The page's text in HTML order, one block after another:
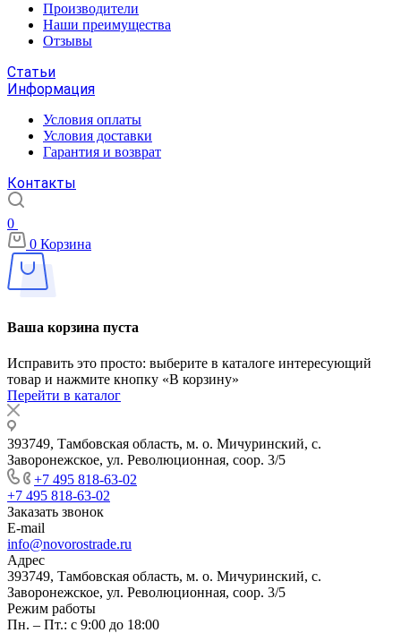
Производители
Наши преимущества
Отзывы
Статьи
Информация
Условия оплаты
Условия доставки
Гарантия и возврат
Контакты
0
0 Корзина
Ваша корзина пуста
Исправить это просто: выберите в каталоге интересующий
товар и нажмите кнопку «В корзину»
Перейти в каталог
393749, Тамбовская область, м. о. Мичуринский, с.
Заворонежское, ул. Революционная, соор. 3/5
+7 495 818-63-02
+7 495 818-63-02
Заказать звонок
E-mail
info@novorostrade.ru
Адрес
393749, Тамбовская область, м. о. Мичуринский, с.
Заворонежское, ул. Революционная, соор. 3/5
Режим работы
Пн. – Пт.: с 9:00 до 18:00